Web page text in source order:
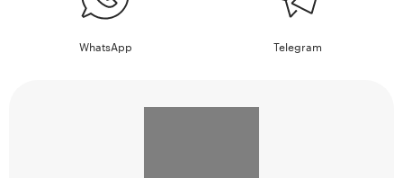
WhatsApp Telegram